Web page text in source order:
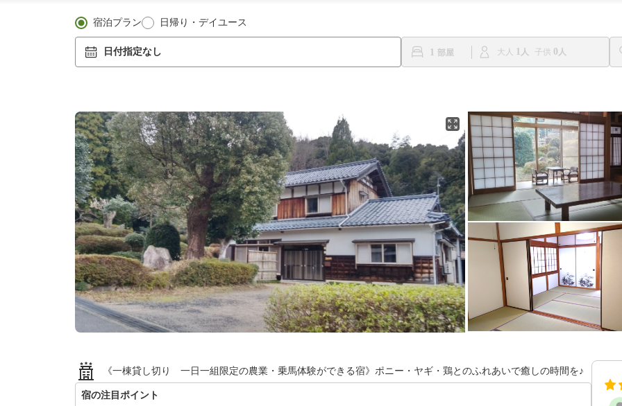
宿泊プラン 日帰り・デイユース
日付指定なし 1 大人 1 子供 0
《一棟貸し切り 一日一組限定の農業・乗馬体験ができる宿》ポニー・ヤギ・鶏とのふれあいで癒しの時間を♪
宿の注目ポイント